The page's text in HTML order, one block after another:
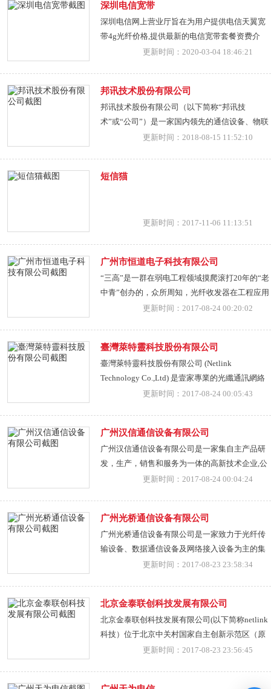
深圳电信宽带
深圳电信网上营业厅旨在为用户提供电信天翼宽
带4g光纤价格,提供最新的电信宽带套餐资费介
绍、最优惠促销活动，体验便捷高效的宽带安装
更新时间：2020-03-04 18:46:21
邦讯技术股份有限公司
邦讯技术股份有限公司（以下简称“邦讯技
术”或“公司”）是一家国内领先的通信设备、物联
网技术和应用服务提供商，于2012年5月8日在深
资质，又是国家级高新技术企业、双软企业、中
更新时间：2018-08-15 11:52:10
短信猫
更新时间：2017-11-06 11:13:51
广州市恒道电子科技有限公司
“三高”是一群在弱电工程领域摸爬滚打20年的“老
中青”创办的，众所周知，光纤收发器在工程应用
中属于很小的一块，但它的稳定性、耐用性直接
是什么。因此，恒道人以市场缺乏好产品的标准
为契机，以打造一 流品牌为目标，为工程商降低
工程维护成本为己任，联合湖南工程学院电气
系、浙大光电子实验室等一批科研院校研发出性
更新时间：2017-08-24 00:20:02
臺灣萊特靈科技股份有限公司
臺灣萊特靈科技股份有限公司 (Netlink
Technology Co.,Ltd) 是壹家專業的光纖通訊網絡
産品制造公司，專精于光電産品産銷、光纖與網
問團隊，能讓所有的用戶即時解決技術問題。網
際網絡與資訊科技的蓬勃發展，在全面網絡化、
資訊化的時代，Netlink科技秉持『服務優先、客
戶爲尊』、『技術全面、專業領先』的經營理
客戶邁向光纖時代。
更新时间：2017-08-24 00:05:43
广州汉信通信设备有限公司
广州汉信通信设备有限公司是一家集自主产品研
发，生产，销售和服务为一体的高新技术企业,公
司主要立足于国内市场，从提高中国通信技术水
展。 广州汉信拥有一批多年从事研制、开发和销
售的中高级技术人员和管理人员，专业从事光纤
传输，协议转换，交换设备等通信产品。 公司具
备雄厚的技术开发力量，精湛的生产工艺及先进
更新时间：2017-08-24 00:04:24
广州光桥通信设备有限公司
广州光桥通信设备有限公司是一家致力于光纤传
输设备、数据通信设备及网络接入设备为主的集
研发、生产、销售和服务为一体的高新技术企
的稳定性极高，得到客户和同行的广泛赞誉。公
司凭借着强大的产品技术研发能力,OBCC品牌已
成为全国首屈一指的通信设备、安防设备品牌。
更新时间：2017-08-23 23:58:34
北京金泰联创科技发展有限公司
北京金泰联创科技发展有限公司(以下简称netlink
科技）位于北京中关村国家自主创新示范区（原
中关村高新科技园区）， netlink自2006年成立以
更新时间：2017-08-23 23:56:45